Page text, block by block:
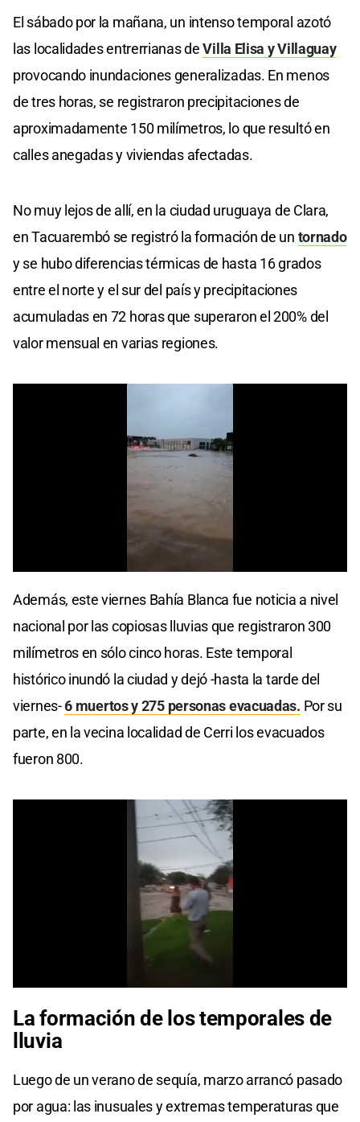
El sábado por la mañana, un intenso temporal azotó
las localidades entrerrianas deVilla Elisa yVillaguay
provocando inundaciones generalizadas. En menos
de tres horas, se registraron precipitaciones de
aproximadamente 150 milímetros, lo que resultó en
calles anegadas y viviendas afectadas.
No muy lejos de allí, en la ciudad uruguaya de Clara,
en Tacuarembó se registró la formación de un tornado
y se hubo diferencias térmicas de hasta 16 grados
entre el norte y el sur del país y precipitaciones
acumuladas en 72 horas que superaron el 200% del
valor mensual en varias regiones.
seconds
of
seconds
Además, este viernes Bahía Blanca fue noticia a nivel
nacional por las copiosas lluvias que registraron 300
milímetros en sólo cinco horas. Este temporal
histórico inundó la ciudad y dejó -hasta la tarde del
viernes-6 muertos y 275 personas evacuadas. Por su
parte, en la vecina localidad de Cerri los evacuados
fueron 800.
45
seconds
La formación de los temporales de
lluvia
Luego de un verano de sequía, marzo arrancó pasado
por agua: las inusuales y extremas temperaturas que